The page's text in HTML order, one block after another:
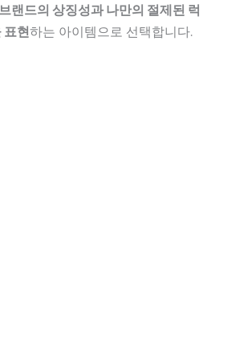
브랜드의 상징성과 나만의 절제된 럭
표현하는 아이템으로 선택합니다.